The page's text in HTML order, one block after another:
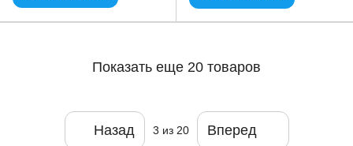
Показать еще 20 товаров
Назад 3 из 20 Вперед